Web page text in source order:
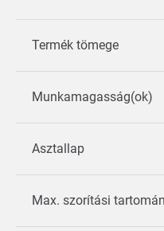
Termék tömege
Munkamagasság(ok)
Asztallap
Max. szorítási